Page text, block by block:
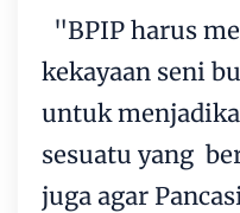
"BPIP harus
kekayaan seni
untuk
sesuatu yang
juga agar